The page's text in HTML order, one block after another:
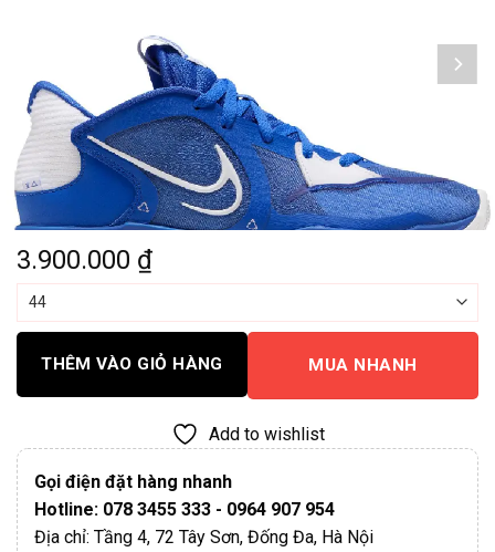
3.900.000 ₫
THÊM VÀO GIỎ HÀNG MUA NHANH
Add to wishlist
Gọi điện đặt hàng nhanh
Hotline: 078 3455 333 - 0964 907 954
Địa chỉ: Tầng 4, 72 Tây Sơn, Đống Đa, Hà Nội